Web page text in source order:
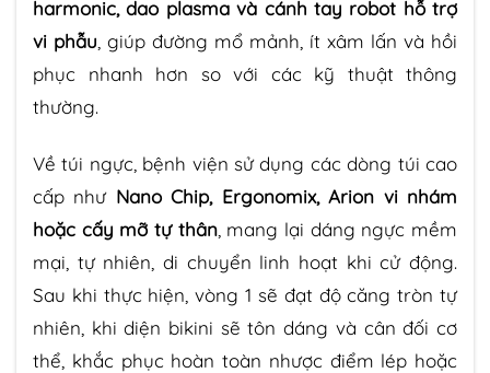
harmonic, dao plasma và cánh tay robot hỗ trợ
vi phẫu , giúp đường mổ mảnh, ít xâm lấn và hồi
phục nhanh hơn so với các kỹ thuật thông
thường.
Về túi ngực, bệnh viện sử dụng các dòng túi cao
cấp như Nano Chip, Ergonomix, Arion vi nhám
hoặc cấy mỡ tự thân, mang lại dáng ngực mềm
mại, tự nhiên, di chuyển linh hoạt khi cử động.
Sau khi thực hiện, vòng 1 sẽ đạt độ căng tròn tự
nhiên, khi diện bikini sẽ tôn dáng và cân đối cơ
thể, khắc phục hoàn toàn nhược điểm lép hoặc